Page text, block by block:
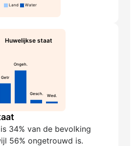
Land Water
Huwelijkse staat
Getr
Ongeh.
Gesch. Wed.
34% van de bevolking
56% ongetrouwd is.